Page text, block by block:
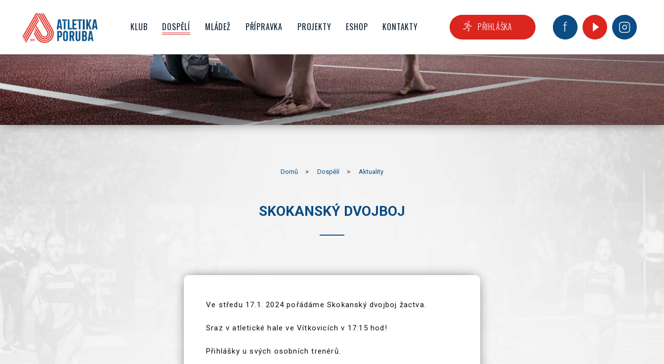
KLUB
HISTORIE KLUBU
NEJVĚTŠÍ ÚSPĚCHY
SPORTOVIŠTĚ
JAK SE STÁT ČLENEM KLUBU
ČLENSKÉ PŘÍSPĚVKY
DOSPĚLÍ
ZÁVODY
AKTUALITY
MLÁDEŽ
DOROST
JUNIOŘI
PŘÍPRAVKA
BENJAMÍNCI
MLADŠÍ PŘÍPRAVKA
STARŠÍ PŘÍPRAVKA
PROJEKTY
PŘÍMĚSTSKÉ TÁBORY
ATLETIKA PRO ŠKOLY
ATLETIKA PRO RODINU
KONDIČNÍ BĚHÁNÍ
PŘÍPRAVKOVÝ DESETIBOJ
POJĎ ZKUSIT ATLETIKU V
ESHOP KONTAKTY PŘIHLÁŠKA
Domů Dospělí Aktuality
SKOKANSKÝ DVOJBOJ
Ve středu 17.1. 2024 pořádáme Skokanský dvojboj žactva.
Sraz v atletické hale ve Vítkovicích v 17:15 hod!
Přihlášky u svých osobních trenérů.